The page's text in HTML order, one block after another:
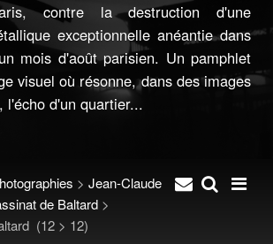
contre la destruction d'une
exceptionnelle anéantie dans
mois d'août parisien. Un pamphlet
visuel où résonne, dans des images
l'écho d'un quartier...
> Jean-Claude
de Baltard >
(12 > 12)